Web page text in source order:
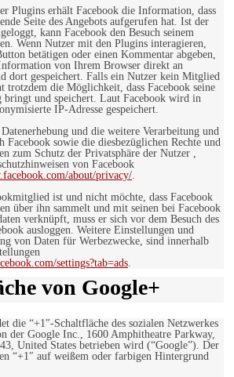
Plugins erhält Facebook die Information, dass
Seite des Angebots aufgerufen hat. Ist der
kann Facebook den Besuch seinem
Wenn Nutzer mit den Plugins interagieren,
betätigen oder einen Kommentar abgeben,
von Ihrem Browser direkt an
dort gespeichert. Falls ein Nutzer kein Mitglied
trotzdem die Möglichkeit, dass Facebook seine
bringt und speichert. Laut Facebook wird in
IP-Adresse gespeichert.
und die weitere Verarbeitung und
Facebook sowie die diesbezüglichen Rechte und
zum Schutz der Privatsphäre der Nutzer ,
von Facebook
about/privacy/.
ist und nicht möchte, dass Facebook
über ihn sammelt und mit seinen bei Facebook
verknüpft, muss er sich vor dem Besuch des
ausloggen. Weitere Einstellungen und
von Daten für Werbezwecke, sind innerhalb
settings?tab=ads.
von Google+
die “+1″-Schaltfläche des sozialen Netzwerkes
der Google Inc., 1600 Amphitheatre Parkway,
United States betrieben wird (“Google”). Der
“+1″ auf weißem oder farbigen Hintergrund